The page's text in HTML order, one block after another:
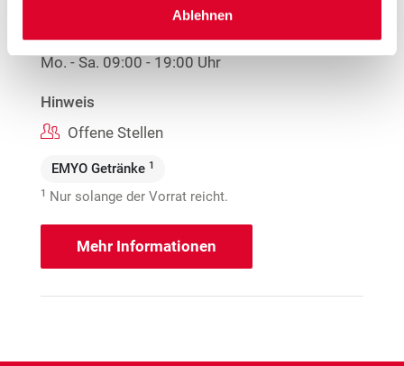
Ablehnen
Öffnungszeiten
Mo. - Sa. 09:00 - 19:00 Uhr
Hinweis
Offene Stellen
EMYO Getränke 1
1 Nur solange der Vorrat reicht.
Mehr Informationen